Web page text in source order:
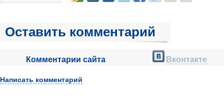
Оставить комментарий
Комментарии сайта Вконтакте
Написать комментарий